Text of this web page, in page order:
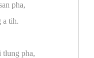
pha,
a tih.
tlung pha,